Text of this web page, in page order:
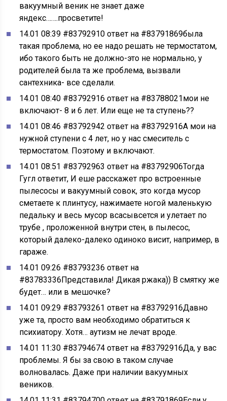
вакуумный веник не знает даже
яндекс…….просветите!
14.01 08:39 #83792910 ответ на #83791869была
такая проблема, но ее надо решать не термостатом,
ибо такого быть не должно-это не нормально, у
родителей была та же проблема, вызвали
сантехника- все сделали.
14.01 08:40 #83792916 ответ на #83788021мои не
включают- 8 и 6 лет. Или еще не та ступень??
14.01 08:46 #83792942 ответ на #83792916А мои на
нужной ступени с 4 лет, но у нас смеситель с
термостатом. Поэтому и включают.
14.01 08:51 #83792963 ответ на #83792906Тогда
Гугл ответит, И еше расскажет про встроенные
пылесосы и вакуумный совок, это когда мусор
сметаете к плинтусу, нажимаете ногой маленькую
педальку и весь мусор всасывсется и улетает по
трубе , проложенной внутри стен, в пылесос,
который далеко-далеко одиноко висит, например, в
гараже.
14.01 09:26 #83793236 ответ на
#83783336Представила! Дикая ржака)) В смятку же
будет… или в мешочке?
14.01 09:29 #83793261 ответ на #83792916Давно
уже та, просто вам необходимо обратиться к
психиатору. Хотя… аутизм не лечат вроде.
14.01 11:30 #83794674 ответ на #83792916Да, у вас
проблемы. Я бы за свою в таком случае
волновалась. Даже при наличии вакуумных
веников.